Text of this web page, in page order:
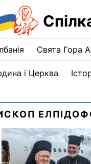
Свята Гора
і Церква